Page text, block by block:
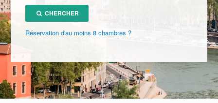
CHERCHER
Réservation d'au moins 8 chambres ?